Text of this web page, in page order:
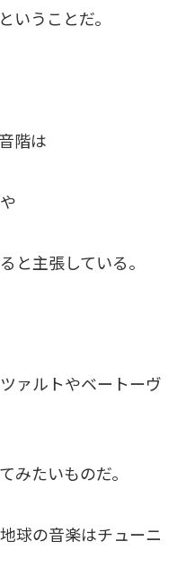
いうことだ。
階は
と主張している。
ァルトやベートーヴ
みたいものだ。
球の音楽はチューニ